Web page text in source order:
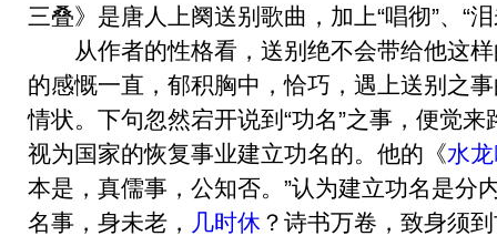
三叠》是唐人上阕送别歌曲，加上“唱彻”、“
从作者的性格看，送别绝不会带给他这样
的感慨一直，郁积胸中，恰巧，遇上送别之
情状。下句忽然宕开说到“功名”之事，便觉来
视为国家的恢复事业建立功名的。他的《水
本是，真儒事，公知否。”认为建立功名是分
名事，身未老， 几时休 ？诗书万卷，致身须